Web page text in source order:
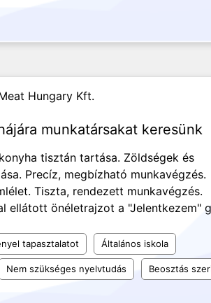
Hungary Kft.
munkatársakat keresünk
tisztán tartása. Zöldségek és
Precíz, megbízható munkavégzés.
Tiszta, rendezett munkavégzés.
ellátott önéletrajzot a "Jelentkezem"
tapasztalatot Általános iskola
Nem szükséges nyelvtudás Beosztás